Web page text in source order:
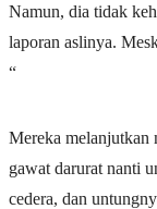
Namun, dia tidak
laporan aslinya.
“
Mereka melanjutkan
gawat darurat nanti
cedera, dan